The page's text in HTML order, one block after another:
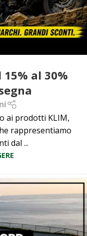
15% al 30%
ai prodotti KLIM,
rappresentiamo
dal ...